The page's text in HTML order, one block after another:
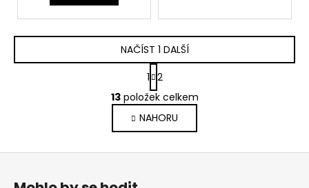
O
v
l
á
d
NAČÍST 1 DALŠÍ
S
t
r
á
n
k
1 2
13položek celkem
NAHORU
Z